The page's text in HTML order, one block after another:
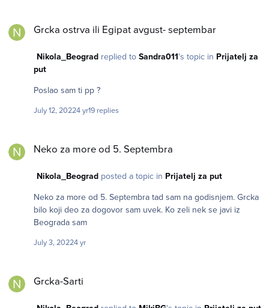
Grcka ostrva ili Egipat avgust- septembar
Nikola_Beogradreplied to Sandra011's topic in Prijatelj za
put
Poslao sam ti pp ?
July 12, 20224 yr19 replies
Neko za more od 5. Septembra
Nikola_Beogradposted a topic in Prijatelj za put
Neko za more od 5. Septembra tad sam na godisnjem. Grcka
bilo koji deo za dogovor sam uvek. Ko zeli nek se javi iz
Beograda sam
July 3, 20224 yr
Grcka-Sarti